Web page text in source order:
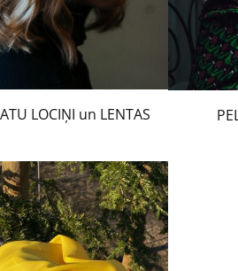
LOCIŅI un LENTAS